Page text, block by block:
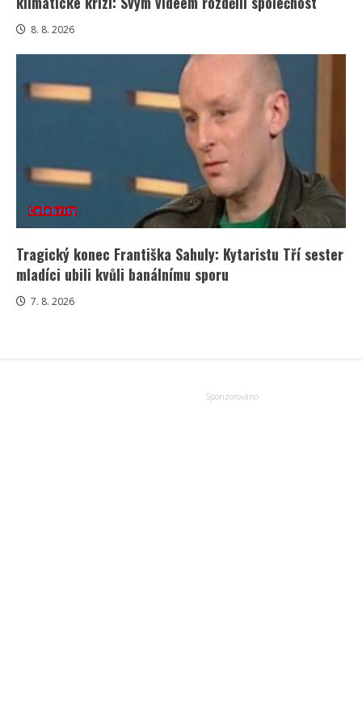
8. 8. 2026
Celebrity
Tragický konec Františka Sahuly: Kytaristu Tří sester
mladíci ubili kvůli banálnímu sporu
7. 8. 2026